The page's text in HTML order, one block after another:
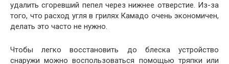
удалить сгоревший пепел через нижнее отверстие. Из-за
того, что расход угля в грилях Камадо очень экономичен,
делать это часто не нужно.
Чтобы легко восстановить до блеска устройство
снаружи можно воспользоваться помощью тряпки или